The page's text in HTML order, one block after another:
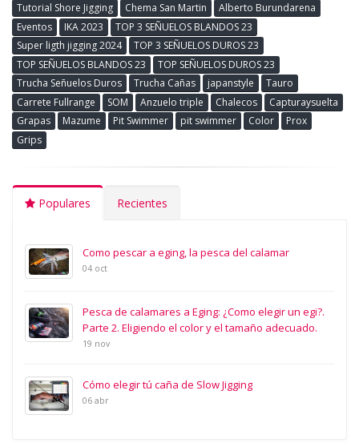
Tutorial Shore Jigging
Chema San Martin
Alberto Burundarena
Eventos
IKA 2023
TOP 3 SEÑUELOS BLANDOS 23
Super ligth jigging 2024
TOP 3 SEÑUELOS DUROS 23
TOP SEÑUELOS BLANDOS 23
TOP SEÑUELOS DUROS 23
Trucha Señuelos Duros
Trucha Cañas japanstyle
Tauro
Carrete Fullrange
SOM Anzuelo triple Chalecos
Capturaysuelta
Grapas
Mazume Pit Swimmer pit swimmer Color
Prox
Grips
Populares Recientes
Como pescar a eging, la pesca del calamar
04 oct
Pesca de calamares a Eging: ¿Como elegir un egi?.
Parte 2. Eligiendo el color y el tamaño adecuado.
19 nov
Cómo elegir tú caña de Slow Jigging
06 abr